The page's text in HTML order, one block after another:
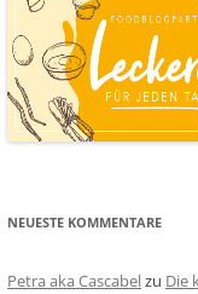
NEUESTE KOMMENTARE
Petra aka Cascabelzu Die